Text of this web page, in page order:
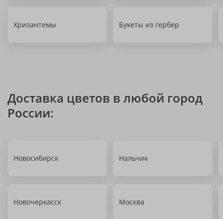
Хризантемы Букеты из гербер
Доставка цветов в любой город
России:
Новосибирск Нальчик
Новочеркасск Москва